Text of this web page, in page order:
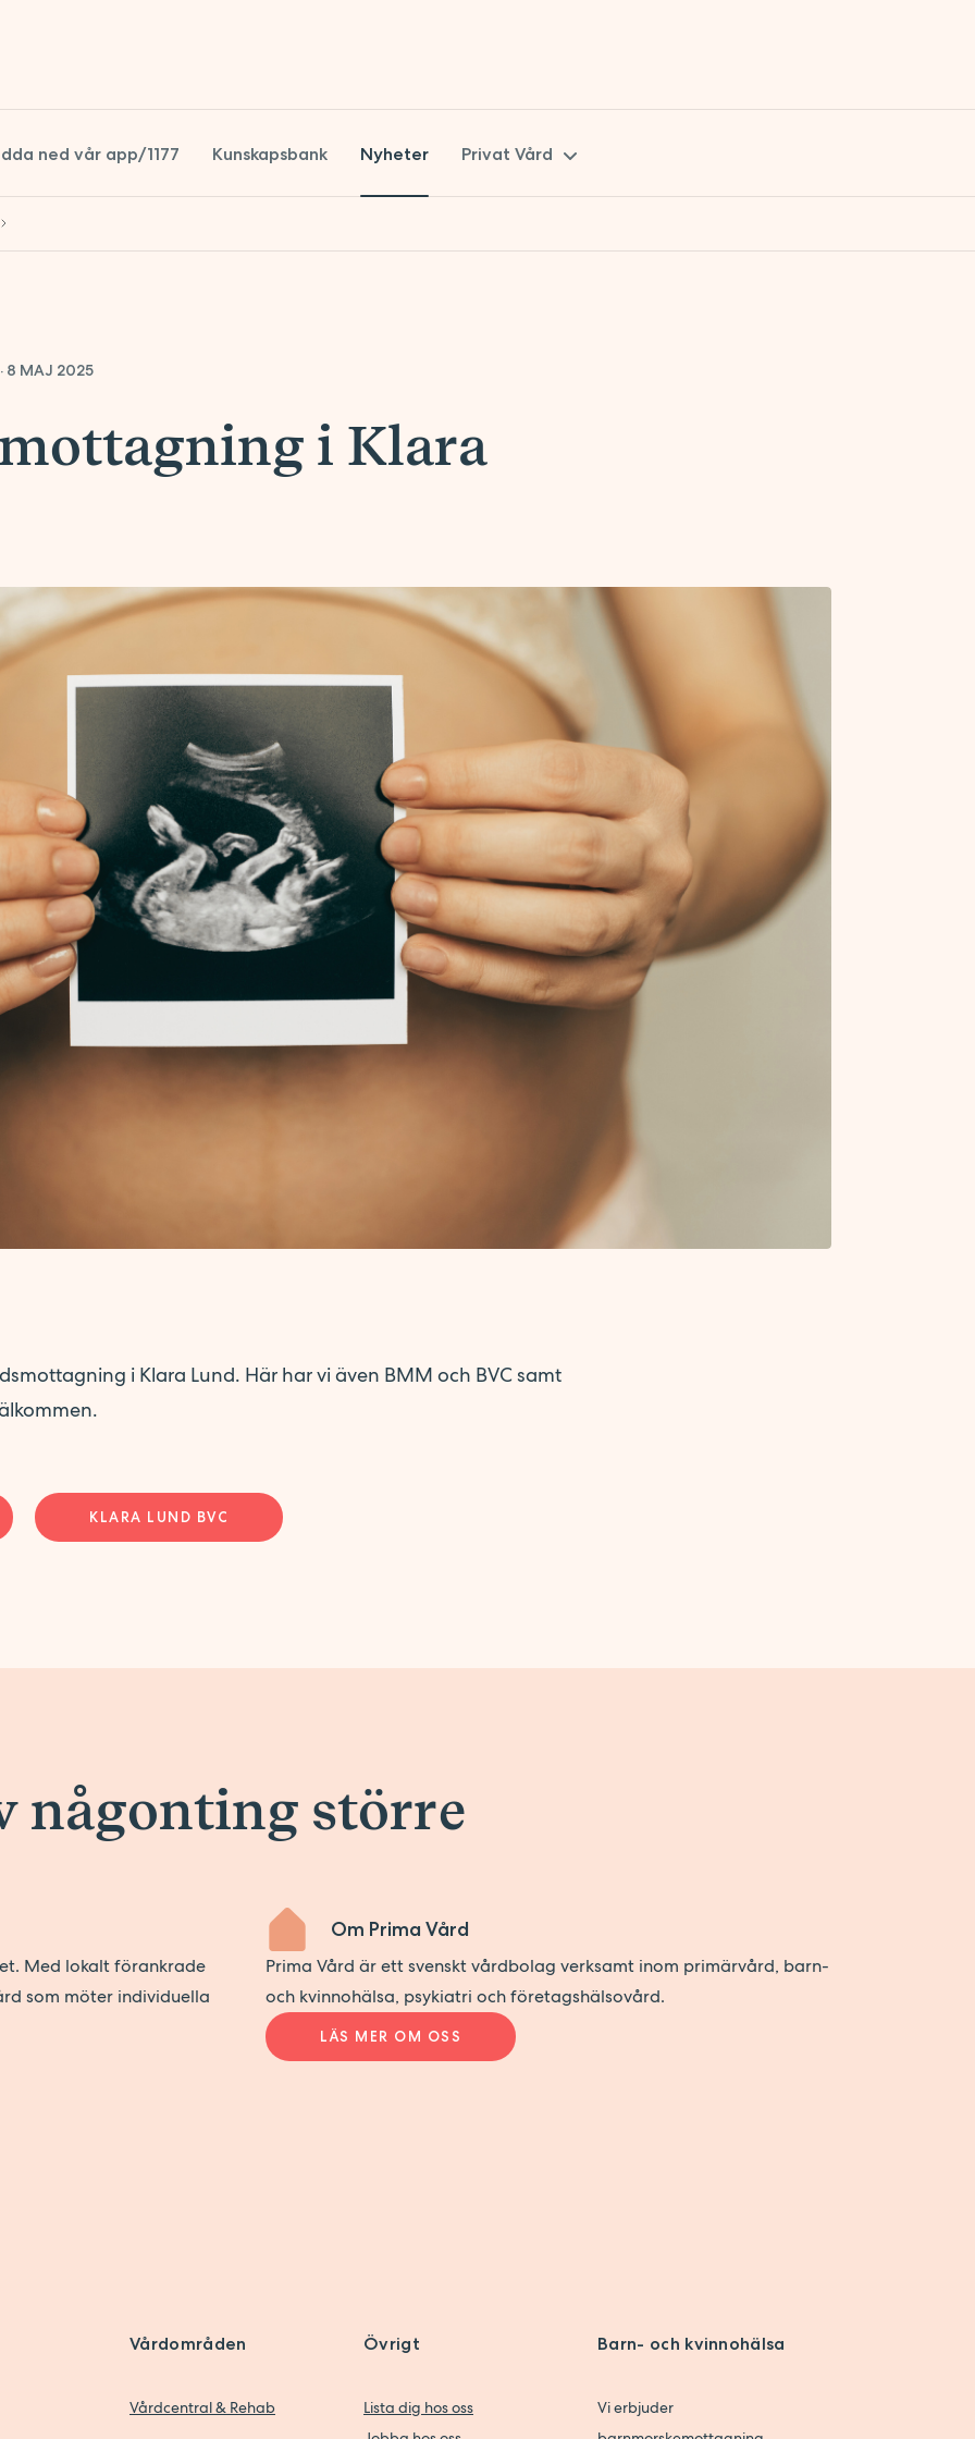
ned vår app/1177 Kunskapsbank Nyheter Privat Vård
Skåne
8 MAJ 2025
i Klara
i Klara Lund. Här har vi även BMM och BVC samt
KLARA LUND BVC
någonting större
Med lokalt förankrade
som möter individuella
Om Prima Vård
Prima Vård är ett svenskt vårdbolag verksamt inom primärvård, barn-
och kvinnohälsa, psykiatri och företagshälsovård.
LÄS MER OM OSS
Vårdområden
Vårdcentral & Rehab
Övrigt
Lista dig hos oss
Barn- och kvinnohälsa
Vi erbjuder